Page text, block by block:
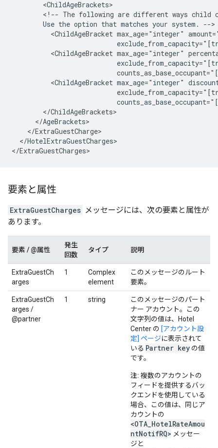
<!-- The following are different ways child
Use the option that matches your system.
<ChildAgeBracket max_age="integer"
<ChildAgeBracket max_age="integer"
<ChildAgeBracket max_age="integer"
</HotelExtraGuestCharges>
要素と属性
ExtraGuestCharges メッセージには、次の要素と属性が
あります。
要素 / @属性
発生
回数
タイプ 説明
ExtraGuestCh
arges
1
Complex
element
このメッセージのルート
要素。
ExtraGuestCh
arges /
@partner
1 string
このメッセージのパート
ナー アカウント。この
文字列の値は、Hotel
Center の [アカウント設
定] ページに表示されて
いる Partner key の値
です。
注: 複数のアカウントの
フィードを提供するバッ
クエンドを使用している
場合、この値は、同じア
カウントの
<OTA_HotelRateAmou
ntNotifRQ> メッセー
ジと